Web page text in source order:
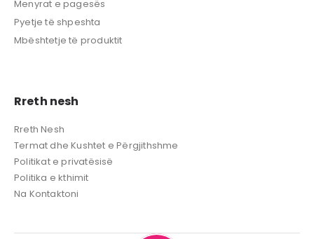
Menyrat e pagesës
Pyetje të shpeshta
Mbështetje të produktit
Rreth nesh
Rreth Nesh
Termat dhe Kushtet e Përgjithshme
Politikat e privatësisë
Politika e kthimit
Na Kontaktoni